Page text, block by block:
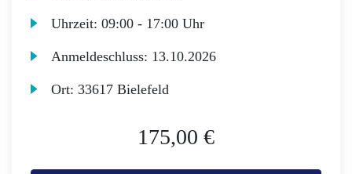
Uhrzeit:09:00 - 17:00 Uhr
Anmeldeschluss: 13.10.2026
Ort:33617 Bielefeld
175,00 €